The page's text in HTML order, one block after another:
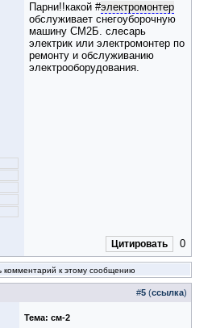
Парни!!какой #электромонтер
обслуживает снегоуборочную
машину СМ2Б. слесарь
электрик или электромонтер по
ремонту и обслуживанию
электрооборудования.
Цитировать 0
комментарий к этому сообщению
#5 (ссылка)
Тема: см-2